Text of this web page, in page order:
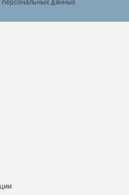
персональных данных